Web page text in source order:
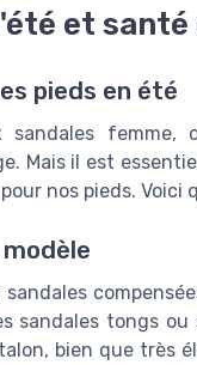
et santé
pieds en été
sandales femme,
Mais il est
nos pieds.
sandales tongs
bien que très